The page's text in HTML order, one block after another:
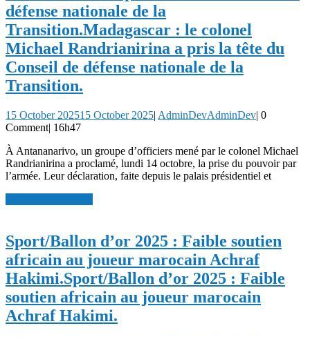
défense nationale de la
Transition.Madagascar : le colonel
Michael Randrianirina a pris la tête du
Conseil de défense nationale de la
Transition.
15 October 202515 October 2025| AdminDevAdminDev| 0
Comment| 16h47
À Antananarivo, un groupe d’officiers mené par le colonel Michael
Randrianirina a proclamé, lundi 14 octobre, la prise du pouvoir par
l’armée. Leur déclaration, faite depuis le palais présidentiel et
Sport/Ballon d’or 2025 : Faible soutien
africain au joueur marocain Achraf
Hakimi.Sport/Ballon d’or 2025 : Faible
soutien africain au joueur marocain
Achraf Hakimi.